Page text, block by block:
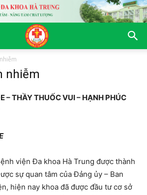
nhiễm
– THẦY THUỐC VUI – HẠNH PHÚC
viện Đa khoa Hà Trung được thành
sự quan tâm của Đảng ủy – Ban
hiện nay khoa đã được đầu tư cơ sở